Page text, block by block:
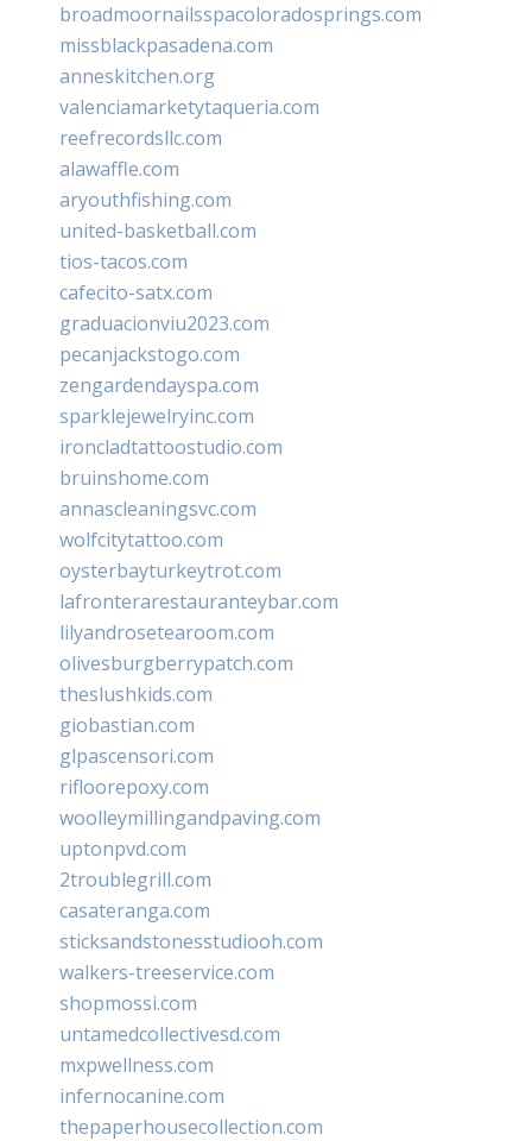
broadmoornailsspacoloradosprings.com
missblackpasadena.com
anneskitchen.org
valenciamarketytaqueria.com
reefrecordsllc.com
alawaffle.com
aryouthfishing.com
united-basketball.com
tios-tacos.com
cafecito-satx.com
graduacionviu2023.com
pecanjackstogo.com
zengardendayspa.com
sparklejewelryinc.com
ironcladtattoostudio.com
bruinshome.com
annascleaningsvc.com
wolfcitytattoo.com
oysterbayturkeytrot.com
lafronterarestauranteybar.com
lilyandrosetearoom.com
olivesburgberrypatch.com
theslushkids.com
giobastian.com
glpascensori.com
rifloorepoxy.com
woolleymillingandpaving.com
uptonpvd.com
2troublegrill.com
casateranga.com
sticksandstonesstudiooh.com
walkers-treeservice.com
shopmossi.com
untamedcollectivesd.com
mxpwellness.com
infernocanine.com
thepaperhousecollection.com